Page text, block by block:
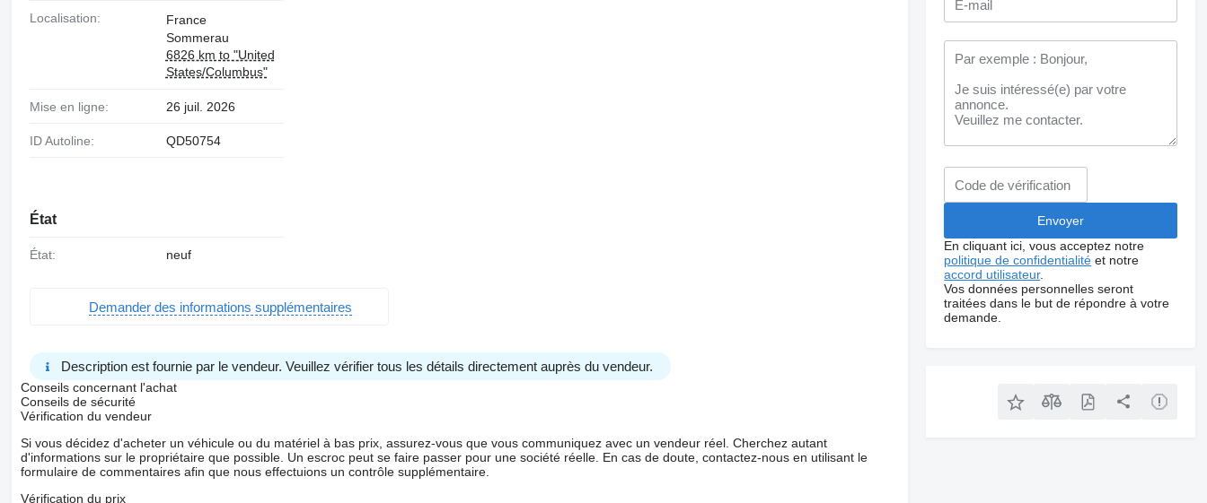
Localisation:
France
Sommerau
6826 km to "United
States/Columbus"
Mise en ligne: 26 juil. 2026
ID Autoline: QD50754
État
État: neuf
Demander des informations supplémentaires
Description est fournie par le vendeur. Veuillez vérifier tous les détails directement auprès du vendeur.
Conseils concernant l'achat
Conseils de sécurité
Vérification du vendeur
Si vous décidez d'acheter un véhicule ou du matériel à bas prix, assurez-vous que vous communiquez avec un vendeur réel. Cherchez autant
d'informations sur le propriétaire que possible. Un escroc peut se faire passer pour une société réelle. En cas de doute, contactez-nous en utilisant le
formulaire de commentaires afin que nous effectuions un contrôle supplémentaire.
Vérification du prix
En cliquant ici, vous acceptez notre
politique de confidentialité et notre
accord utilisateur.
Vos données personnelles seront
traitées dans le but de répondre à votre
demande.